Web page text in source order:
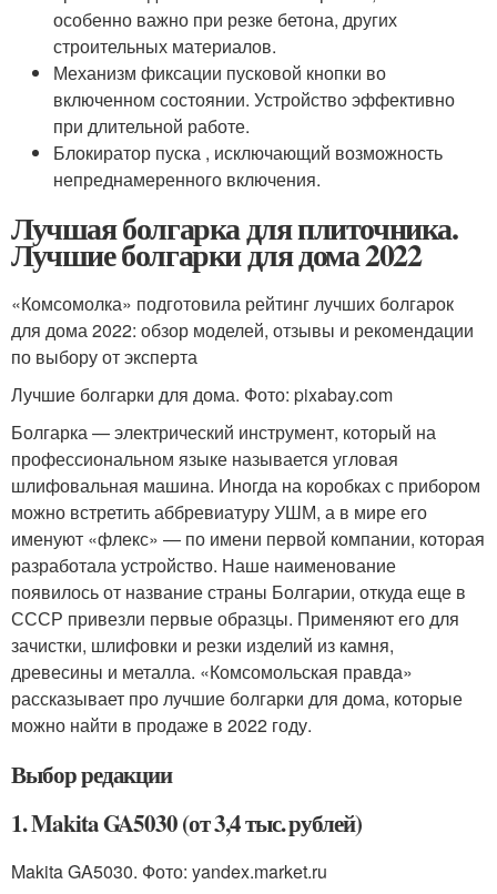
особенно важно при резке бетона, других
строительных материалов.
Механизм фиксации пусковой кнопки во
включенном состоянии. Устройство эффективно
при длительной работе.
Блокиратор пуска , исключающий возможность
непреднамеренного включения.
Лучшая болгарка для плиточника.
Лучшие болгарки для дома 2022
«Комсомолка» подготовила рейтинг лучших болгарок
для дома 2022: обзор моделей, отзывы и рекомендации
по выбору от эксперта
Лучшие болгарки для дома. Фото: pixabay.com
Болгарка — электрический инструмент, который на
профессиональном языке называется угловая
шлифовальная машина. Иногда на коробках с прибором
можно встретить аббревиатуру УШМ, а в мире его
именуют «флекс» — по имени первой компании, которая
разработала устройство. Наше наименование
появилось от название страны Болгарии, откуда еще в
СССР привезли первые образцы. Применяют его для
зачистки, шлифовки и резки изделий из камня,
древесины и металла. «Комсомольская правда»
рассказывает про лучшие болгарки для дома, которые
можно найти в продаже в 2022 году.
Выбор редакции
1. Makita GA5030 (от 3,4 тыс. рублей)
Makita GA5030. Фото: yandex.market.ru